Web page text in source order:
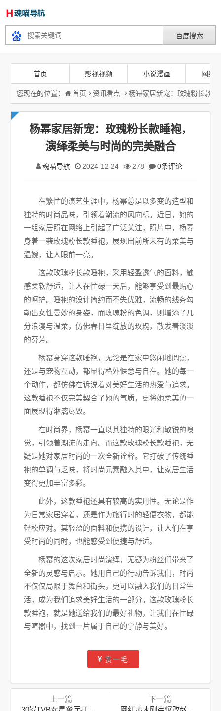
首页 影视视频 小说漫画 网络
您现在的位置： 首页 资讯看点 杨幂家居新宠：玫瑰粉长款
杨幂家居新宠：玫瑰粉长款睡袍，
演绎柔美与时尚的完美融合
魂喵导航 2024-12-24 278 0条评论
在繁忙的演艺生涯中，杨幂总是以多变的造型和
独特的时尚品味，引领着潮流的风向标。近日，她的
一组家居照在网络上引起了广泛关注，照片中，杨幂
身着一袭玫瑰粉长款睡袍，展现出前所未有的柔美与
温婉，让人眼前一亮。
这款玫瑰粉长款睡袍，采用轻盈透气的面料，触
感柔软舒适，让人在忙碌一天后，能够享受到最贴心
的呵护。睡袍的设计简约而不失优雅，流畅的线条勾
勒出女性曼妙的身姿，而玫瑰粉的色调，则增添了几
分浪漫与温柔，仿佛春日里绽放的玫瑰，散发着淡淡
的芬芳。
杨幂身穿这款睡袍，无论是在家中悠闲地阅读，
还是与宠物互动，都显得格外惬意与自在。她的每一
个动作，都仿佛在诉说着对美好生活的热爱与追求。
这款睡袍不仅完美契合了她的气质，更将她柔美的一
面展现得淋漓尽致。
在时尚界，杨幂一直以其独特的眼光和敏锐的嗅
觉，引领着潮流的走向。而这款玫瑰粉长款睡袍，无
疑是她对家居时尚的一次全新诠释。它打破了传统睡
袍的单调与乏味，将时尚元素融入其中，让家居生活
变得更加丰富多彩。
此外，这款睡袍还具有较高的实用性。无论是作
为日常家居穿着，还是作为旅行时的轻便衣物，都能
轻松应对。其轻盈的面料和便携的设计，让人们在享
受时尚的同时，也能感受到便捷与舒适。
杨幂的这次家居时尚演绎，无疑为粉丝们带来了
全新的灵感与启示。她用自己的行动告诉我们，时尚
不仅仅局限于舞台和街头，更可以融入我们的日常生
活，成为我们追求美好生活的一部分。这款玫瑰粉长
款睡袍，就是她送给我们的最好礼物，让我们在忙碌
与喧嚣中，找到一片属于自己的宁静与美好。
赏一毛
上一篇
30岁TVB女星餐厅打工，端盘子洗碗兼洗厕所尽显真我风采
下一篇
网红赤木刚宪爆改赵露思：网络文化的碰撞与融合